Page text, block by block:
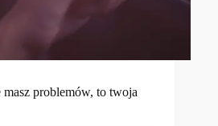
problemów, to twoja